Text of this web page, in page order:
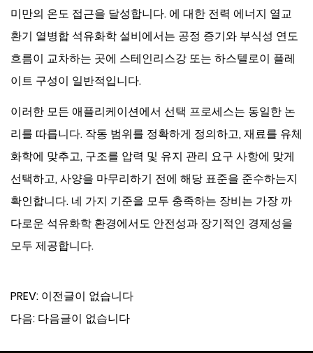
미만의 온도 접근을 달성합니다. 에 대한 전력 에너지 열교
환기 열병합 석유화학 설비에서는 공정 증기와 부식성 연도
흐름이 교차하는 곳에 스테인리스강 또는 하스텔로이 플레
이트 구성이 일반적입니다.
이러한 모든 애플리케이션에서 선택 프로세스는 동일한 논
리를 따릅니다. 작동 범위를 정확하게 정의하고, 재료를 유체
화학에 맞추고, 구조를 압력 및 유지 관리 요구 사항에 맞게
선택하고, 사양을 마무리하기 전에 해당 표준을 준수하는지
확인합니다. 네 가지 기준을 모두 충족하는 장비는 가장 까
다로운 석유화학 환경에서도 안전성과 장기적인 경제성을
모두 제공합니다.
PREV: 이전글이 없습니다
다음: 다음글이 없습니다